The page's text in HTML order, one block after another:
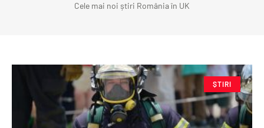
Cele mai noi știri România în UK
ȘTIRI